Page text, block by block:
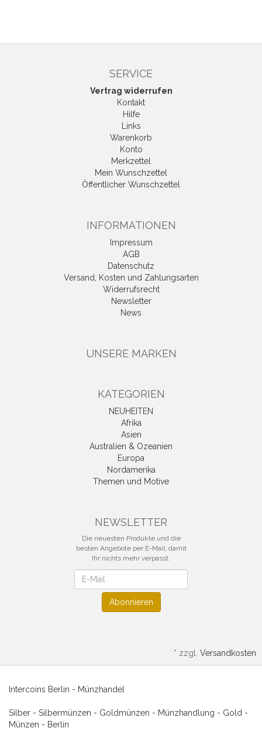
SERVICE
Vertrag widerrufen
Kontakt
Hilfe
Links
Warenkorb
Konto
Merkzettel
Mein Wunschzettel
Öffentlicher Wunschzettel
INFORMATIONEN
Impressum
AGB
Datenschutz
Versand, Kosten und Zahlungsarten
Widerrufsrecht
Newsletter
News
UNSERE MARKEN
KATEGORIEN
NEUHEITEN
Afrika
Asien
Australien & Ozeanien
Europa
Nordamerika
Themen und Motive
NEWSLETTER
Die neuesten Produkte und die
besten Angebote per E-Mail, damit
Ihr nichts mehr verpasst.
Abonnieren
* zzgl. Versandkosten
Intercoins Berlin - Münzhandel
Silber - Silbermünzen - Goldmünzen - Münzhandlung - Gold -
Münzen - Berlin